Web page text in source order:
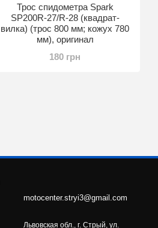
Трос спидометра Spark
SP200R-27/R-28 (квадрат-
вилка) (трос 800 мм; кожух 780
мм), оригинал
180 грн
motocenter.stryi3@gmail.com
Львовская обл., г. Стрый, ул.